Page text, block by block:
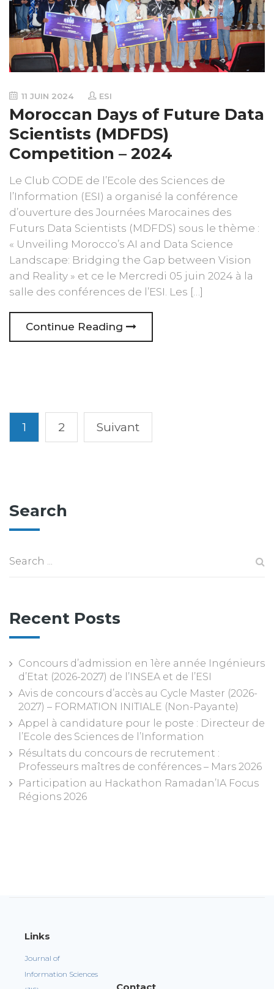
Search
Recent Posts
Concours d’admission en 1ère année Ingénieurs
d’Etat (2026-2027) de l’INSEA et de l’ESI
Avis de concours d’accès au Cycle Master (2026-
2027) – FORMATION INITIALE (Non-Payante)
Appel à candidature pour le poste : Directeur de
l’Ecole des Sciences de l’Information
Résultats du concours de recrutement :
Professeurs maîtres de conférences – Mars 2026
Participation au Hackathon Ramadan’IA Focus
Régions 2026
11 JUIN 2024 ESI
Moroccan Days of Future Data
Scientists (MDFDS)
Competition – 2024
Le Club CODE de l’Ecole des Sciences de
l’Information (ESI) a organisé la conférence
d’ouverture des Journées Marocaines des
Futurs Data Scientists (MDFDS) sous le thème :
« Unveiling Morocco’s AI and Data Science
Landscape: Bridging the Gap between Vision
and Reality » et ce le Mercredi 05 juin 2024 à la
salle des conférences de l’ESI. Les […]
Continue Reading
1 2 Suivant
Links
Journal of
Information Sciences